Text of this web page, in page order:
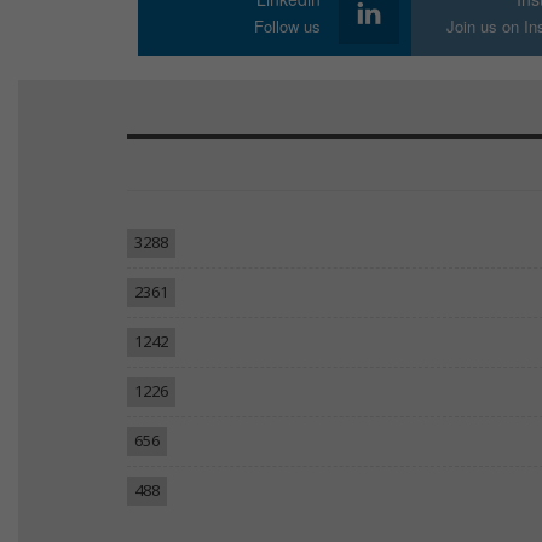
Join us on
Follow us
3288
2361
1242
1226
656
488